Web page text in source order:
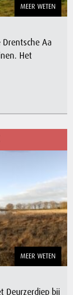
MEER WETEN
Aa
Het
MEER WETEN
Deurzerdiep bij